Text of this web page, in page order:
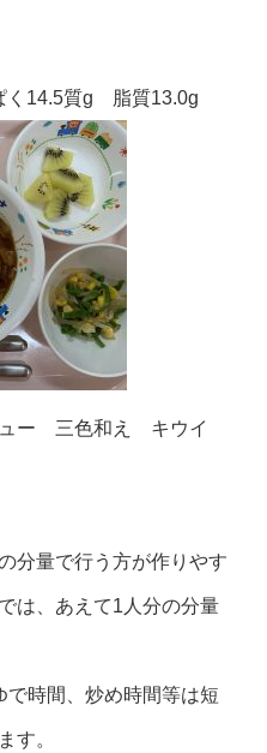
く14.5質g 脂質13.0g
ー 三色和え キウイ
分量で行う方が作りやす
は、あえて1人分の分量
時間、炒め時間等は短
す。